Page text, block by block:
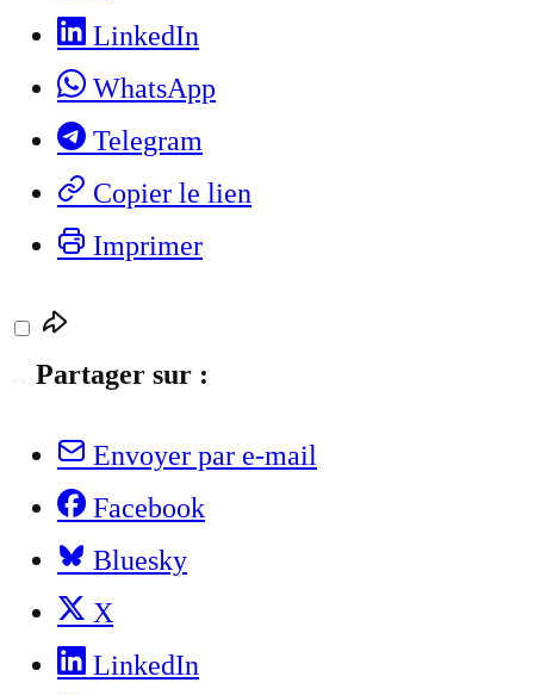
LinkedIn
WhatsApp
Telegram
Copier le lien
Imprimer
Partager sur :
Envoyer par e-mail
Facebook
Bluesky
X
LinkedIn